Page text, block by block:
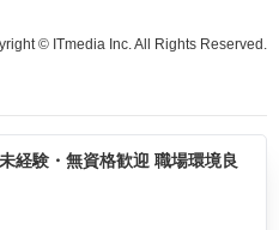
© ITmedia Inc. All Rights Reserved.
経験・無資格歓迎 職場環境良